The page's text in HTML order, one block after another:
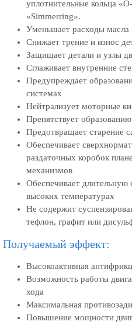
уплотнительные кольца
«Simmerring».
Уменьшает расходы масла
Снижает трение и износ
Защищает детали и узлы
Сглаживает внутренние
Предупреждает
системах
Нейтрализует моторные
Препятствует
Предотвращает старение
Обеспечивает
раздаточных коробок
механизмов
Обеспечивает длительную
высоких температурах
Не содержит
тефлон, графит или
Получаемый эффект:
Высокоактивная
Возможность работы
хода
Максимальная
Повышение мощности